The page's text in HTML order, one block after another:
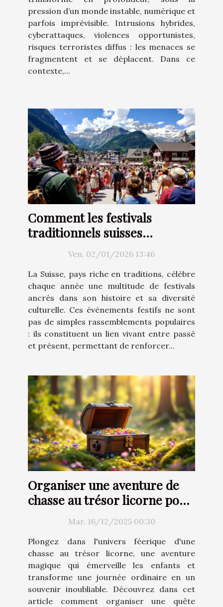
pression d’un monde instable, numérique et
parfois imprévisible. Intrusions hybrides,
cyberattaques, violences opportunistes,
risques terroristes diffus : les menaces se
fragmentent et se déplacent. Dans ce
contexte,...
Comment les festivals
traditionnels suisses
renforcent-ils l'identité
culturelle ?Ven. 02/01/2026 13:46
La Suisse, pays riche en traditions, célèbre
chaque année une multitude de festivals
ancrés dans son histoire et sa diversité
culturelle. Ces événements festifs ne sont
pas de simples rassemblements populaires
: ils constituent un lien vivant entre passé
et présent, permettant de renforcer...
Organiser une aventure de
chasse au trésor licorne pour
enfantsMar. 16/12/2025 00:30
Plongez dans l'univers féerique d'une
chasse au trésor licorne, une aventure
magique qui émerveille les enfants et
transforme une journée ordinaire en un
souvenir inoubliable. Découvrez dans cet
article comment organiser une quête